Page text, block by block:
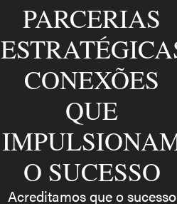
PARCERIAS
CONEXÕES
QUE
O SUCESSO
Acreditamos que o sucesso